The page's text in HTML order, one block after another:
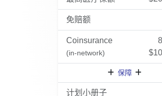
免赔额
Coinsurance
(in-network)
保障
计划小册子